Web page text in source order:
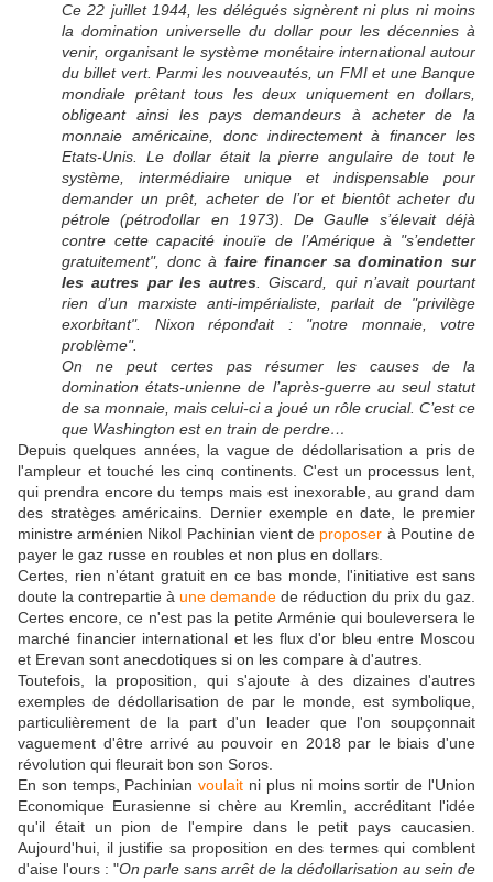
Ce 22 juillet 1944, les délégués signèrent ni plus ni moins
la domination universelle du dollar pour les décennies à
venir, organisant le système monétaire international autour
du billet vert. Parmi les nouveautés, un FMI et une Banque
mondiale prêtant tous les deux uniquement en dollars,
obligeant ainsi les pays demandeurs à acheter de la
monnaie américaine, donc indirectement à financer les
Etats-Unis. Le dollar était la pierre angulaire de tout le
système, intermédiaire unique et indispensable pour
demander un prêt, acheter de l’or et bientôt acheter du
pétrole (pétrodollar en 1973). De Gaulle s’élevait déjà
contre cette capacité inouïe de l’Amérique à "s’endetter
gratuitement", donc à faire financer sa domination sur
les autres par les autres . Giscard, qui n’avait pourtant
rien d’un marxiste anti-impérialiste, parlait de "privilège
exorbitant". Nixon répondait : "notre monnaie, votre
problème".
On ne peut certes pas résumer les causes de la
domination états-unienne de l’après-guerre au seul statut
de sa monnaie, mais celui-ci a joué un rôle crucial. C’est ce
que Washington est en train de perdre…
Depuis quelques années, la vague de dédollarisation a pris de
l'ampleur et touché les cinq continents. C'est un processus lent,
qui prendra encore du temps mais est inexorable, au grand dam
des stratèges américains. Dernier exemple en date, le premier
ministre arménien Nikol Pachinian vient de proposer à Poutine de
payer le gaz russe en roubles et non plus en dollars.
Certes, rien n'étant gratuit en ce bas monde, l'initiative est sans
doute la contrepartie à une demande de réduction du prix du gaz.
Certes encore, ce n'est pas la petite Arménie qui bouleversera le
marché financier international et les flux d'or bleu entre Moscou
et Erevan sont anecdotiques si on les compare à d'autres.
Toutefois, la proposition, qui s'ajoute à des dizaines d'autres
exemples de dédollarisation de par le monde, est symbolique,
particulièrement de la part d'un leader que l'on soupçonnait
vaguement d'être arrivé au pouvoir en 2018 par le biais d'une
révolution qui fleurait bon son Soros.
En son temps, Pachinianvoulait ni plus ni moins sortir de l'Union
Economique Eurasienne si chère au Kremlin, accréditant l'idée
qu'il était un pion de l'empire dans le petit pays caucasien.
Aujourd'hui, il justifie sa proposition en des termes qui comblent
d'aise l'ours : "On parle sans arrêt de la dédollarisation au sein de